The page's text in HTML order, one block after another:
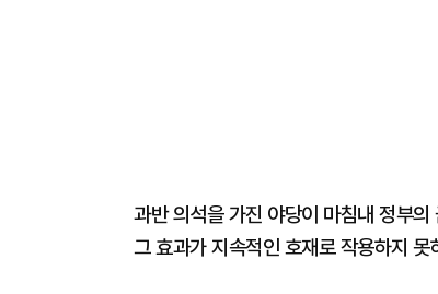
과반 의석을 가진 야당이 마침내 정부
그 효과가 지속적인 호재로 작용하지 못